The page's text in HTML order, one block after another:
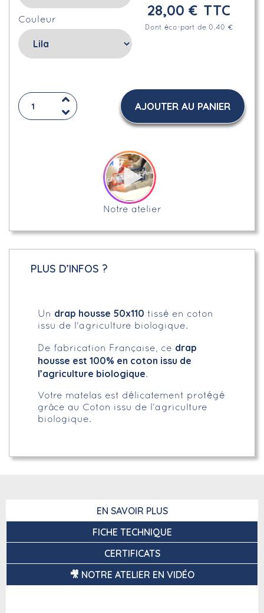
Couleur
28,00 € TTC
Dont éco-part de 0.40 €
AJOUTER AU PANIER
Notre atelier
PLUS D’INFOS ?
Un drap housse 50x110 tissé en coton
issu de l'agriculture biologique.
De fabrication Française, ce drap
housse est 100% en coton issu de
l’agriculture biologique.
Votre matelas est délicatement protégé
grâce au Coton issu de l’agriculture
biologique.
EN SAVOIR PLUS
FICHE TECHNIQUE
CERTIFICATS
🎥 NOTRE ATELIER EN VIDÉO